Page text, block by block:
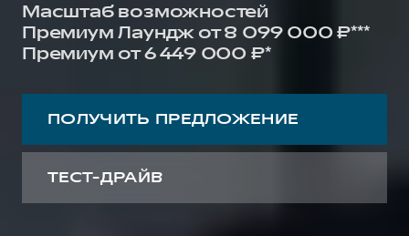
Масштаб возможностей
Премиум Лаундж от 8 099 000 ₽***
Премиум от 6 449 000 ₽*
ПОЛУЧИТЬ ПРЕДЛОЖЕНИЕ
ТЕСТ-ДРАЙВ